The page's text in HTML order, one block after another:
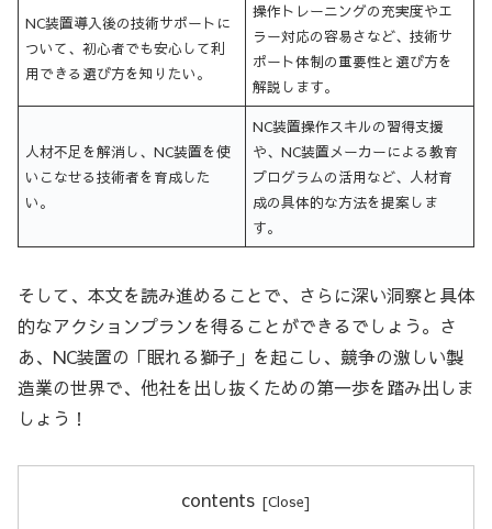
NC装置導入後の技術サポートに
ついて、初心者でも安心して利
用できる選び方を知りたい。
操作トレーニングの充実度やエ
ラー対応の容易さなど、技術サ
ポート体制の重要性と選び方を
解説します。
人材不足を解消し、NC装置を使
いこなせる技術者を育成した
い。
NC装置操作スキルの習得支援
や、NC装置メーカーによる教育
プログラムの活用など、人材育
成の具体的な方法を提案しま
す。
そして、本文を読み進めることで、さらに深い洞察と具体
的なアクションプランを得ることができるでしょう。さ
あ、NC装置の「眠れる獅子」を起こし、競争の激しい製
造業の世界で、他社を出し抜くための第一歩を踏み出しま
しょう！
contents